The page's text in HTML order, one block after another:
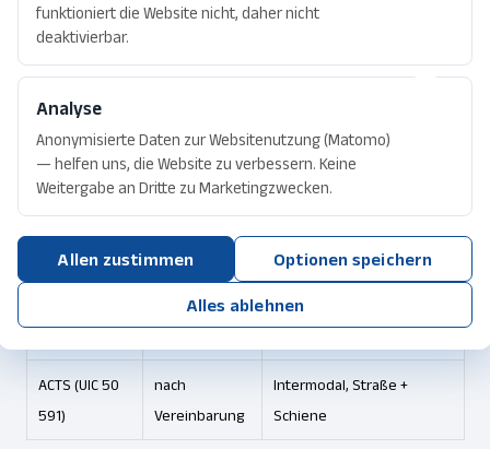
Norm Tragfähigkeit Spezifikation
DIN 30722-1 /
bis 26 t
Standard-Abrollbehälter,
DIN 30722-2 /
bis 12 t
Leichter Typ, Hakenhöhe
SS 3021
bis 32 t
mm
Hakenhöhe 1000 mm,
ACTS (UIC 50
591)
nach
Vereinbarung
Intermodal, Straße +
Schiene
funktioniert die Website nicht, daher nicht
deaktivierbar.
Analyse
Anonymisierte Daten zur Websitenutzung (Matomo)
— helfen uns, die Website zu verbessern. Keine
Weitergabe an Dritte zu Marketingzwecken.
Allen zustimmen Optionen speichern
Alles ablehnen